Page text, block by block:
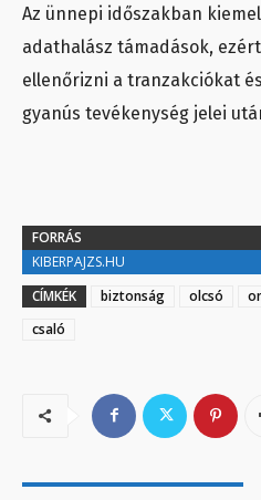
Az ünnepi időszakban
adathalász támadások,
ellenőrizni a tranzakciókat
gyanús tevékenység jelei
FORRÁS
KIBERPAJZS.HU
CÍMKÉK
biztonság olcsó
csaló